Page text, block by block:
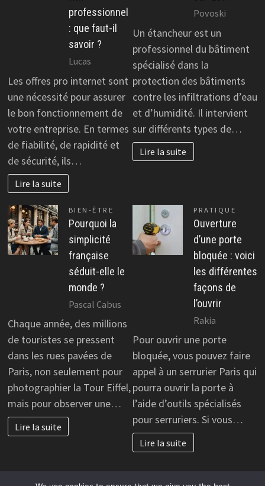
professionnel
: que faut-il
savoir ?
Lucas
Les offres pro internet sont
une nécessité pour assurer
le bon fonctionnement de
votre entreprise. En termes
de fiabilité, de rapidité et
de sécurité, ils…
Lire la suite
Povoski
Un étancheur est un
professionnel du bâtiment
spécialisé dans la
protection des bâtiments
contre les infiltrations d’eau
et d’humidité. Il intervient
sur différents types de…
Lire la suite
BIEN-ÊTRE
Pourquoi la
simplicité
française
séduit-elle le
monde ?
Pascal Cabus
Chaque année, des millions
de touristes se pressent
dans les rues pavées de
Paris, non seulement pour
photographier la Tour Eiffel,
mais pour observer une…
Lire la suite
PRATIQUE
Ouverture
d’une porte
bloquée : voici
les différentes
façons de
l’ouvrir
Rakia
Pour ouvrir une porte
bloquée, vous pouvez faire
appel à un serrurier Paris qui
pourra ouvrir la porte à
l’aide d’outils spécialisés
pour serruriers. Si vous…
Lire la suite